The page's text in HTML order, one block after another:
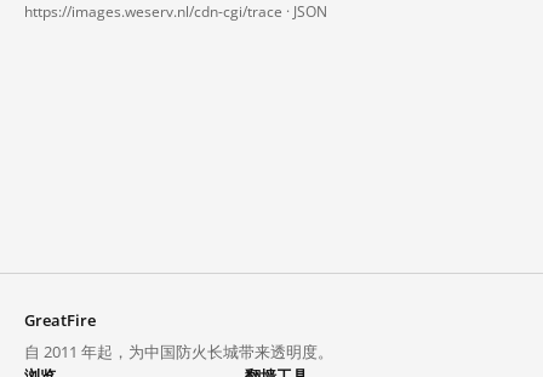
https://images.weserv.nl/cdn-cgi/trace · JSON
GreatFire
自 2011 年起，为中国防火长城带来透明度。